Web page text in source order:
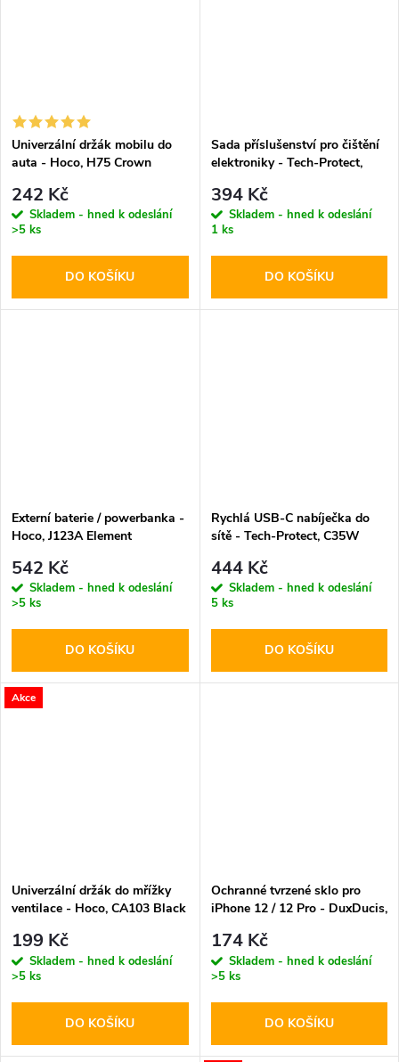
Univerzální držák mobilu do
auta - Hoco, H75 Crown
242 Kč
Skladem - hned k odeslání
>5 ks
DO KOŠÍKU
Sada příslušenství pro čištění
elektroniky - Tech-Protect,
394 Kč
Skladem - hned k odeslání
1 ks
DO KOŠÍKU
Externí baterie / powerbanka -
Hoco, J123A Element
542 Kč
Skladem - hned k odeslání
>5 ks
DO KOŠÍKU
Rychlá USB-C nabíječka do
sítě - Tech-Protect, C35W
444 Kč
Skladem - hned k odeslání
5 ks
DO KOŠÍKU
Akce
Univerzální držák do mřížky
ventilace - Hoco, CA103 Black
199 Kč
Skladem - hned k odeslání
>5 ks
DO KOŠÍKU
Ochranné tvrzené sklo pro
iPhone 12 / 12 Pro - DuxDucis,
174 Kč
Skladem - hned k odeslání
>5 ks
DO KOŠÍKU